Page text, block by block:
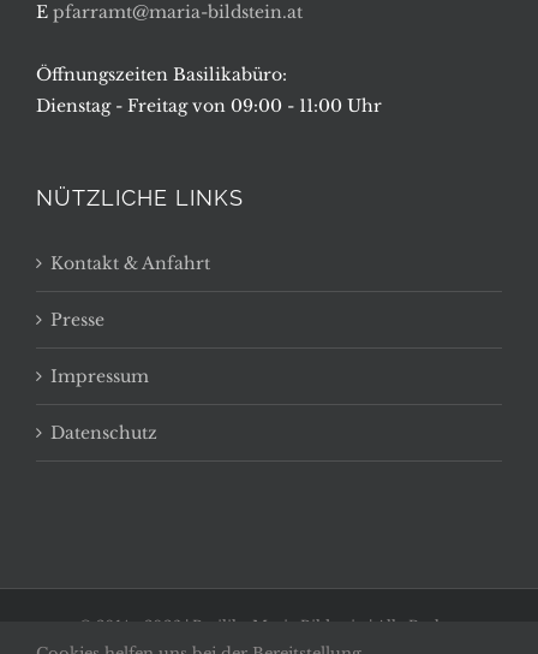
E pfarramt@maria-bildstein.at
Öffnungszeiten Basilikabüro:
Dienstag - Freitag von 09:00 - 11:00 Uhr
NÜTZLICHE LINKS
Kontakt & Anfahrt
Presse
Impressum
Datenschutz
© 2014 - 2026 | Basilika Maria Bildstein | Alle Rechte